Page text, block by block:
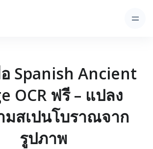
Spanish Ancient
OCR ฟรี – แปลง
มสเปนโบราณจาก
รูปภาพ